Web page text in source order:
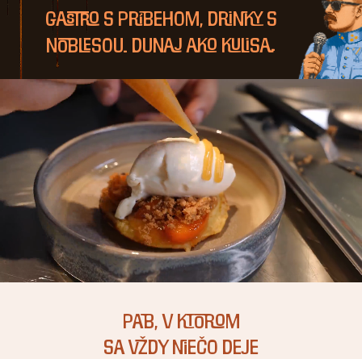
Gastro s príbehom, drinky s
noblesou. Dunaj ako kulisa.
PaB, v ktorom
sa vždy niečo deje